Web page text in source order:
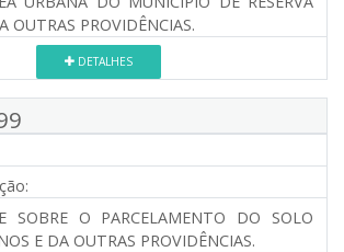
OUTRAS PROVIDÊNCIAS.
DETALHES
SOBRE O PARCELAMENTO DO SOLO
E DA OUTRAS PROVIDÊNCIAS.